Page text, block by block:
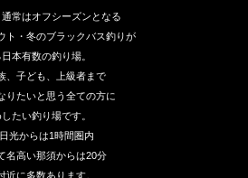
常はオフシーズンとなる
ト・冬のブラックバス釣りが
本有数の釣り場。
、子ども、上級者まで
りたいと思う全ての方に
たい釣り場です。
光からは1時間圏内
名高い那須からは20分
近に多数あります。